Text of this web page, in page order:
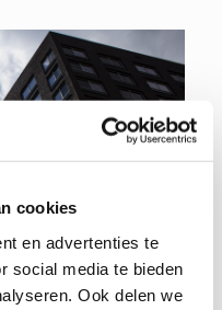
cookies
en advertenties te
social media te bieden
Ook delen we